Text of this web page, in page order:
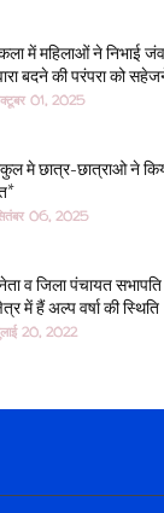
में महिलाओं ने निभाई
बदने की परंपरा को
01, 2025
मे छात्र-छात्राओ ने
06, 2025
व जिला पंचायत
में हैं अल्प वर्षा की स्थिति
20, 2022